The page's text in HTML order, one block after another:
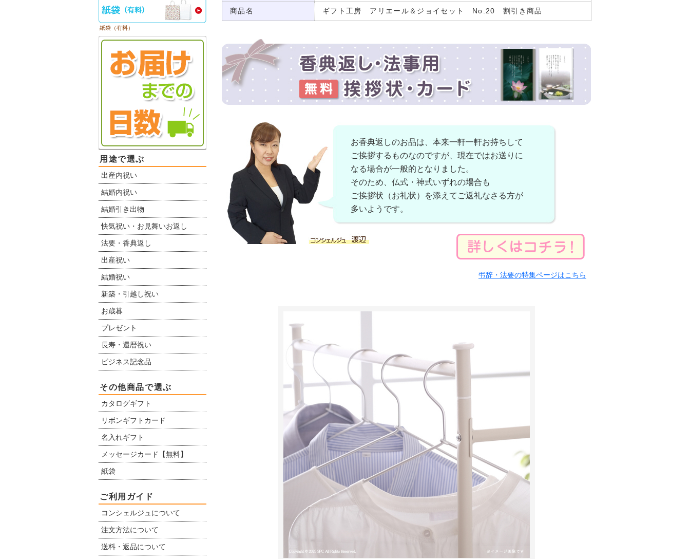
商品名 ギフト工房 アリエール＆ジョイセット No.20 割引き商品
お香典返しのお品は、本来一軒一軒お持ちして
ご挨拶するものなのですが、現在ではお送りに
なる場合が一般的となりました。
そのため、仏式・神式いずれの場合も
ご挨拶状（お礼状）を添えてご返礼なさる方が
多いようです。
弔辞・法要の特集ページはこちら
紙袋（有料）
用途で選ぶ
出産内祝い
結婚内祝い
結婚引き出物
快気祝い・お見舞いお返し
法要・香典返し
出産祝い
結婚祝い
新築・引越し祝い
お歳暮
プレゼント
長寿・還暦祝い
ビジネス記念品
その他商品で選ぶ
カタログギフト
リボンギフトカード
名入れギフト
メッセージカード【無料】
紙袋
ご利用ガイド
コンシェルジュについて
注文方法について
送料・返品について